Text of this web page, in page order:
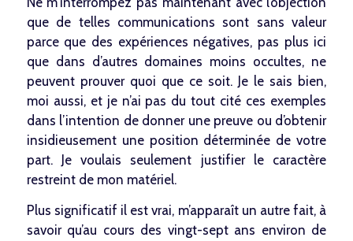
que de telles communications sont sans valeur
parce que des expériences négatives, pas plus ici
que dans d’autres domaines moins occultes, ne
peuvent prouver quoi que ce soit. Je le sais bien,
moi aussi, et je n’ai pas du tout cité ces exemples
dans l’intention de donner une preuve ou d’obtenir
insidieusement une position déterminée de votre
part. Je voulais seulement justifier le caractère
restreint de mon matériel.
Plus significatif il est vrai, m’apparaît un autre fait, à
savoir qu’au cours des vingt-sept ans environ de